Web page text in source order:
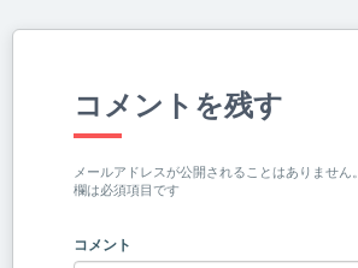
コメントを残す
メールアドレスが公開されることはありません。
欄は必須項目です
コメント